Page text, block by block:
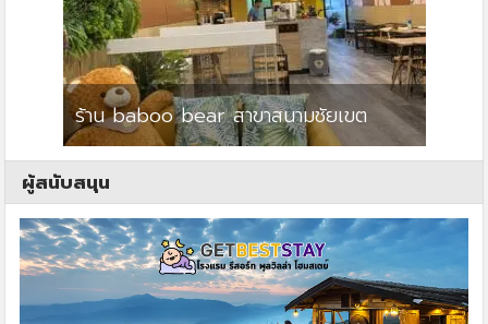
ร้าน baboo bear สาขาสนามชัยเขต
ผู้สนับสนุน